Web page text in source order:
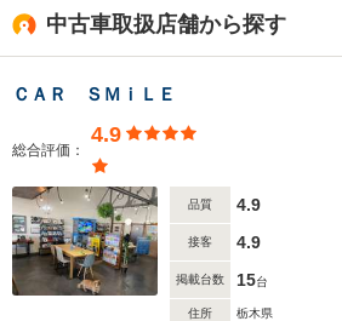
中古車取扱店舗から探す
ＣＡＲ ＳＭｉＬＥ
総合評価：
4.9
品質 4.9
接客 4.9
掲載台数 15台
住所 栃木県